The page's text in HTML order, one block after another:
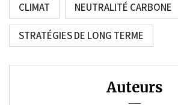
CLIMAT NEUTRALITÉ CARBONE
STRATÉGIES DE LONG TERME
Auteurs